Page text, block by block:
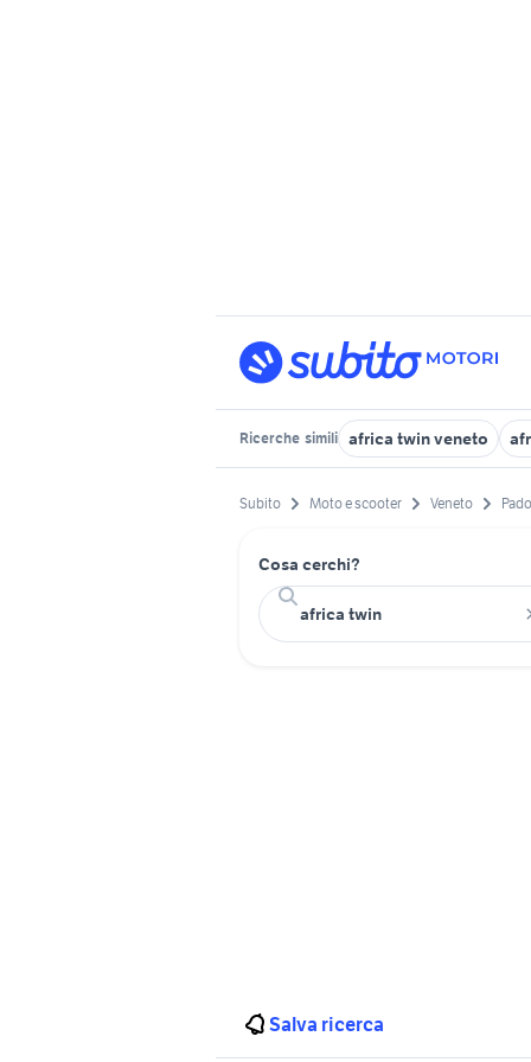
Ricerche simili africa twin veneto
Subito Moto e scooter Veneto
Cosa cerchi?
Salva ricerca